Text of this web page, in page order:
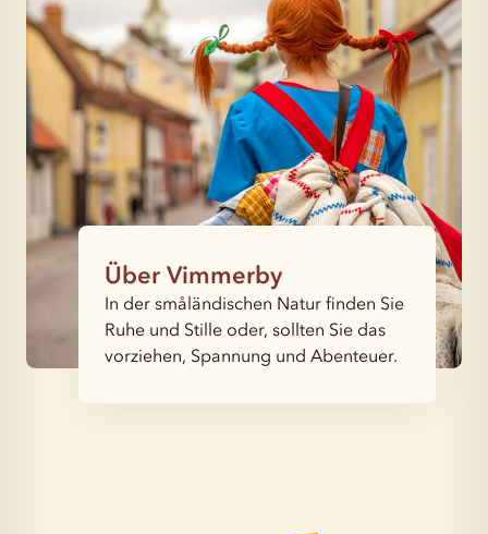
Über Vimmerby
In der småländischen Natur finden Sie
Ruhe und Stille oder, sollten Sie das
vorziehen, Spannung und Abenteuer.